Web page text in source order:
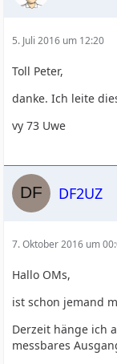
5. Juli 2016 um 12:20
Toll Peter,
danke. Ich leite
vy 73 Uwe
DF2UZ
7. Oktober 2016 um
Hallo OMs,
ist schon jemand
Derzeit hänge ich
messbares